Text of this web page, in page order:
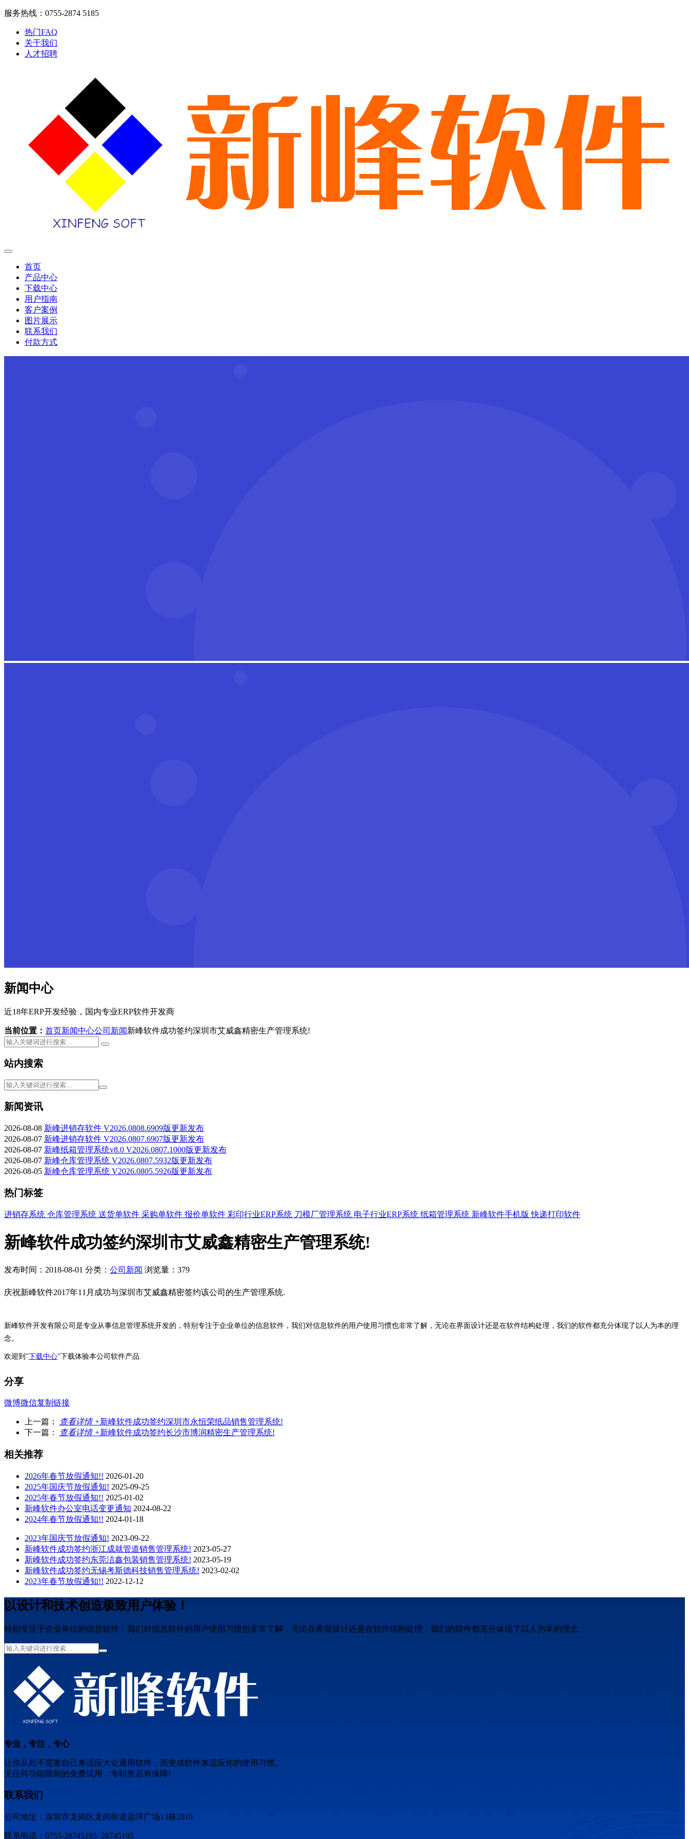
服务热线：0755-2874 5185
热门FAQ
关于我们
人才招聘
首页
产品中心
下载中心
用户指南
客户案例
图片展示
联系我们
付款方式
新闻中心
近18年ERP开发经验，国内专业ERP软件开发商
当前位置： 首页新闻中心公司新闻新峰软件成功签约深圳市艾威鑫精密生产管理系统!
站内搜索
新闻资讯
2026-08-08 新峰进销存软件 V2026.0808.6909版更新发布
2026-08-07 新峰进销存软件 V2026.0807.6907版更新发布
2026-08-07 新峰纸箱管理系统v8.0 V2026.0807.1000版更新发布
2026-08-07 新峰仓库管理系统 V2026.0807.5932版更新发布
2026-08-05 新峰仓库管理系统 V2026.0805.5926版更新发布
热门标签
进销存系统 仓库管理系统 送货单软件 采购单软件 报价单软件 彩印行业ERP系统 刀模厂管理系统 电子行业ERP系统 纸箱管理系统 新峰软件手机版快递打印软件
新峰软件成功签约深圳市艾威鑫精密生产管理系统!
发布时间：2018-08-01 分类： 公司新闻 浏览量：379
庆祝新峰软件2017年11月成功与深圳市艾威鑫精密签约该公司的生产管理系统.
新峰软件开发有限公司是专业从事信息管理系统开发的，特别专注于企业单位的信息软件，我们对信息软件的用户使用习惯也非常了解，无论在界面设计还是在软件结构处理，我们的软件都充分体现了以人为本的理
念。
欢迎到"下载中心"下载体验本公司软件产品.
分享
微博微信复制链接
上一篇： 查看详情 +新峰软件成功签约深圳市永恒荣纸品销售管理系统!
下一篇：
查看详情 +新峰软件成功签约长沙市博润精密生产管理系统!
相关推荐
2026年春节放假通知!! 2026-01-20
2025年国庆节放假通知! 2025-09-25
2025年春节放假通知!! 2025-01-02
新峰软件办公室电话变更通知 2024-08-22
2024年春节放假通知!! 2024-01-18
2023年国庆节放假通知! 2023-09-22
新峰软件成功签约浙江成就管道销售管理系统! 2023-05-27
新峰软件成功签约东莞洁鑫包装销售管理系统! 2023-05-19
新峰软件成功签约无锡考斯德科技销售管理系统! 2023-02-02
2023年春节放假通知!! 2022-12-12
以设计和技术创造极致用户体验！
特别专注于企业单位的信息软件，我们对信息软件的用户使用习惯也非常了解，无论在界面设计还是在软件结构处理，我们的软件都充分体现了以人为本的理念。
专业，专注，专心
让你从此不需要自己来适应大众通用软件，而变成软件来适应你的使用习惯。
无任何功能限制的免费试用，专职售后有保障!
联系我们
公司地址：深圳市龙岗区龙岗街道远洋广场13栋2010
联系电话：0755-28745185 28745195